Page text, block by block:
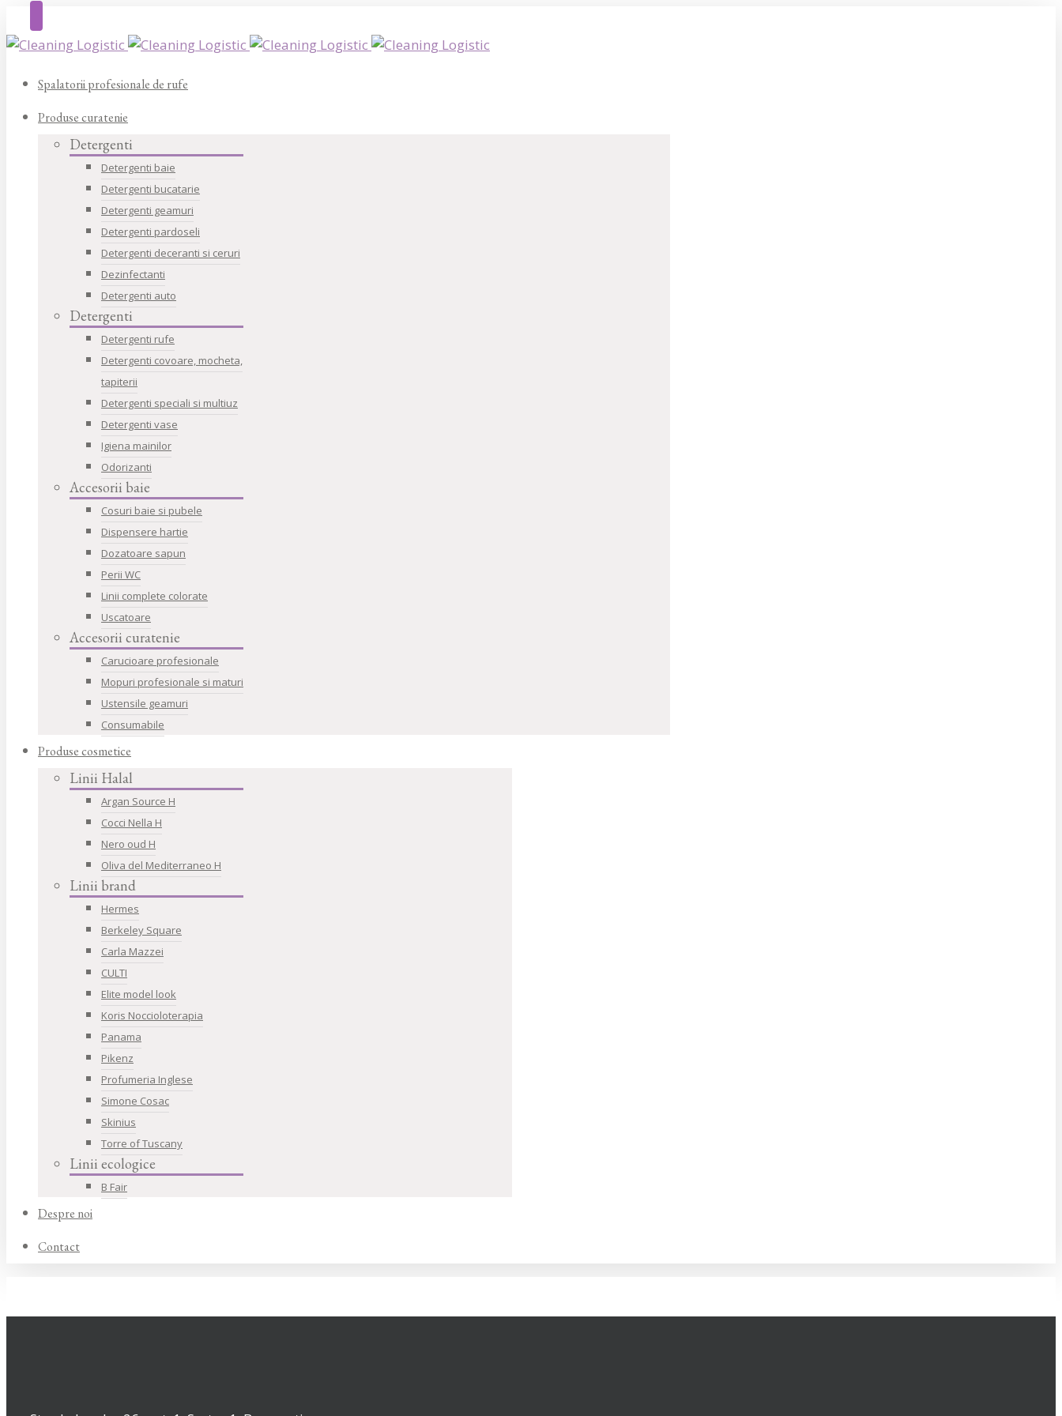
Spalatorii profesionale de rufe
Produse curatenie
Detergenti
Detergenti baie
Detergenti bucatarie
Detergenti geamuri
Detergenti pardoseli
Detergenti deceranti si ceruri
Dezinfectanti
Detergenti auto
Detergenti
Detergenti rufe
Detergenti covoare, mocheta,
tapiterii
Detergenti speciali si multiuz
Detergenti vase
Igiena mainilor
Odorizanti
Accesorii baie
Cosuri baie si pubele
Dispensere hartie
Dozatoare sapun
Perii WC
Linii complete colorate
Uscatoare
Accesorii curatenie
Carucioare profesionale
Mopuri profesionale si maturi
Ustensile geamuri
Consumabile
Produse cosmetice
Linii Halal
Argan Source H
Cocci Nella H
Nero oud H
Oliva del Mediterraneo H
Linii brand
Hermes
Berkeley Square
Carla Mazzei
CULTI
Elite model look
Koris Noccioloterapia
Panama
Pikenz
Profumeria Inglese
Simone Cosac
Skinius
Torre of Tuscany
Linii ecologice
B Fair
Despre noi
Contact